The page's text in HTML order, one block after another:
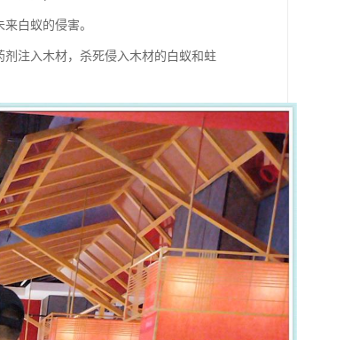
白蚁的侵害。
注入木材，杀死侵入木材的白蚁和蛀